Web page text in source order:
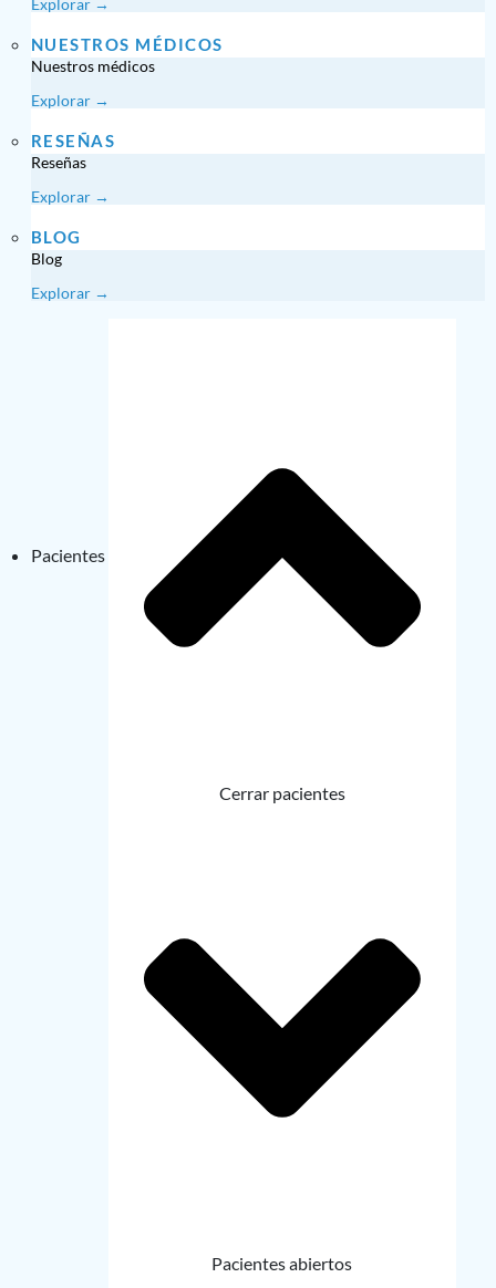
Explorar →
NUESTROS MÉDICOS
Nuestros médicos
Explorar →
RESEÑAS
Reseñas
Explorar →
BLOG
Blog
Explorar →
Pacientes
Cerrar pacientes
Pacientes abiertos